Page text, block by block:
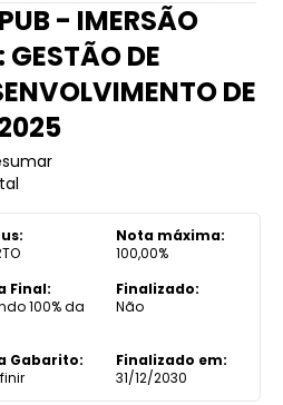
- IMERSÃO
GESTÃO DE
DE
Nota máxima:
100,00%
Final:
100% da
Finalizado:
Não
Gabarito:
Finalizado em:
31/12/2030